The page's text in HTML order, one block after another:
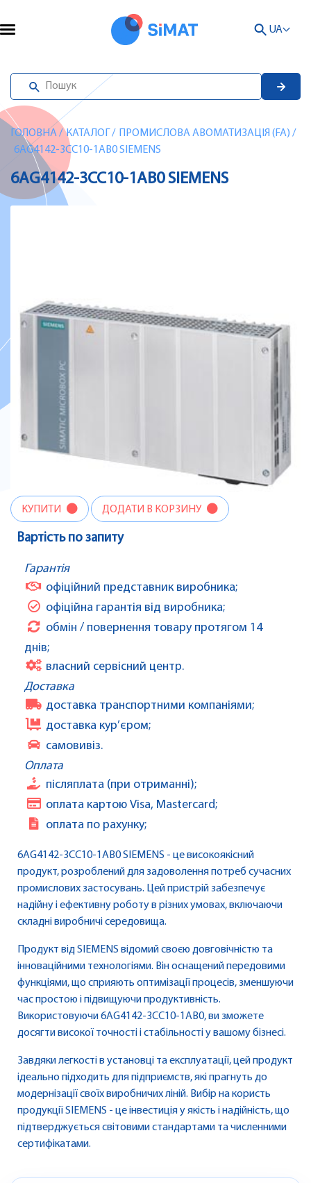
UA
ГОЛОВНА/ КАТАЛОГ / ПРОМИСЛОВА АВОМАТИЗАЦІЯ (FA) /
6AG4142-3CC10-1AB0 SIEMENS
6AG4142-3CC10-1AB0 SIEMENS
КУПИТИ ДОДАТИ В КОРЗИНУ
Вартість по запиту
Гарантія
офіційний представник виробника;
офіційна гарантія від виробника;
обмін / повернення товару протягом 14
днів;
власний сервісний центр.
Доставка
доставка транспортними компаніями;
доставка кур’єром;
самовивіз.
Оплата
післяплата (при отриманні);
оплата картою Visa, Mastercard;
оплата по рахунку;
6AG4142-3CC10-1AB0 SIEMENS - це високоякісний
продукт, розроблений для задоволення потреб сучасних
промислових застосувань. Цей пристрій забезпечує
надійну і ефективну роботу в різних умовах, включаючи
складні виробничі середовища.
Продукт від SIEMENS відомий своєю довговічністю та
інноваційними технологіями. Він оснащений передовими
функціями, що сприяють оптимізації процесів, зменшуючи
час простою і підвищуючи продуктивність.
Використовуючи 6AG4142-3CC10-1AB0, ви зможете
досягти високої точності і стабільності у вашому бізнесі.
Завдяки легкості в установці та експлуатації, цей продукт
ідеально підходить для підприємств, які прагнуть до
модернізації своїх виробничих ліній. Вибір на користь
продукції SIEMENS - це інвестиція у якість і надійність, що
підтверджується світовими стандартами та численними
сертифікатами.